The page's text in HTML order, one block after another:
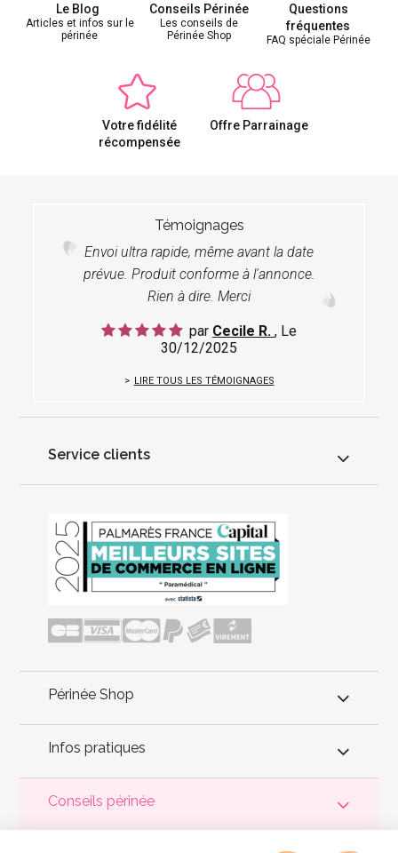
Le Blog
Articles et infos sur le
périnée
Conseils Périnée
Les conseils de
Périnée Shop
Questions
fréquentes
FAQ spéciale Périnée
Votre fidélité
récompensée
Offre Parrainage
Témoignages
Envoi ultra rapide, même avant la date
prévue. Produit conforme à l'annonce.
Rien à dire. Merci
par Cecile R. , Le
30/12/2025
LIRE TOUS LES TÉMOIGNAGES
Service clients
Périnée Shop
Infos pratiques
Conseils périnée